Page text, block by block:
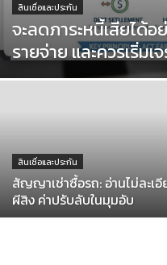
สินเชื่อและประกัน
จะลดภาระหนี้เสียได้อ
รายจ่าย และควรเริ่มเ
สินเชื่อและประกัน
สัญญาเช่าซื้อรถ: อ่านไม่ละเ
ผีสิง ค่าปรับลับในมุมอับ